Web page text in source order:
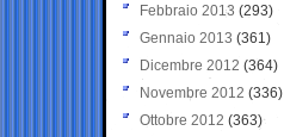
Febbraio 2013 (293)
Gennaio 2013 (361)
Dicembre 2012 (364)
Novembre 2012 (336)
Ottobre 2012 (363)